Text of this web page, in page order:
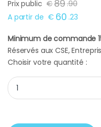
Prix public €89.90
A partir de € 60 .23
Minimum de commande
Réservés aux CSE,
Choisir votre quantité :
Station d'accueil noire